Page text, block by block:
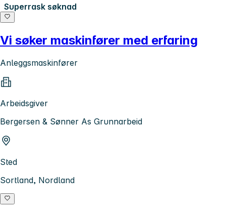
Superrask søknad
Vi søker maskinfører med erfaring
Anleggsmaskinfører
Arbeidsgiver
Bergersen & Sønner As Grunnarbeid
Sted
Sortland, Nordland